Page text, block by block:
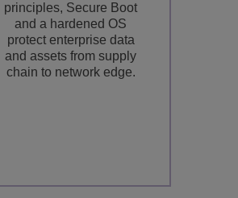
principles, Secure Boot
and a hardened OS
protect enterprise data
and assets from supply
chain to network edge.